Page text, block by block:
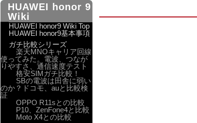
HUAWEI honor 9
Wiki
HUAWEI honor9 Wiki Top
HUAWEI honor9基本事項
ガチ比較シリーズ
楽天MNOキャリア回線
使ってみた。電波、つなが
りやすさ、通信速度テスト
格安SIMガチ比較！
SBの電波は田舎に弱い
のか？ドコモ、auと比較検
証
OPPO R11sとの比較
P10、ZenFone4と比較
Moto X4との比較